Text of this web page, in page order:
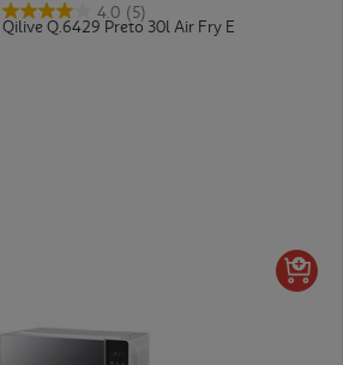
4.0 (5)
Q.6429 Preto 30l Air Fry E